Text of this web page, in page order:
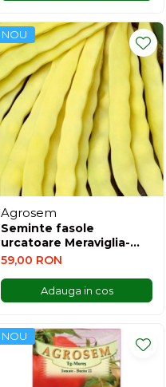
NOU
Agrosem
Seminte fasole
urcatoare Meraviglia-
vrac
59,00 RON
Adauga in cos
NOU